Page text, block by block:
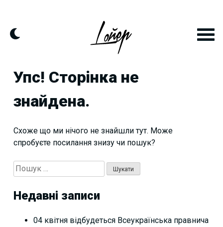
content
Упс! Сторінка не
знайдена.
Схоже що ми нічого не знайшли тут. Може
спробуєте посилання знизу чи пошук?
Пошук:
Недавні записи
04 квітня відбудеться Всеукраїнська правнича